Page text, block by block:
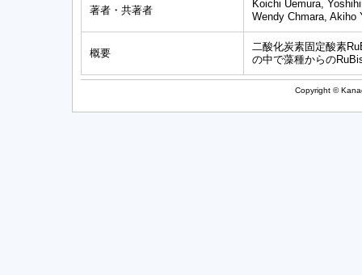
著者・共著者
Koichi Uemura,
Wendy Chmara, Akiho
概要
二酸化炭素固定酸素
の中で藻種からの
Copyright ©